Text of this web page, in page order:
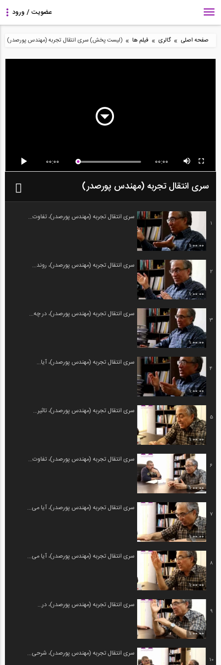
صفحه اصلی » گالری » فیلم ها » (لیست پخش) سری انتقال تجربه (مهندس پورصدر)
00:00 00:00
سری انتقال تجربه (مهندس پورصدر)
1
1:00:00
سری انتقال تجربه (مهندس پورصدر)، تفاوت...
2
1:00:00
سری انتقال تجربه (مهندس پورصدر)، روند...
3
1:00:00
سری انتقال تجربه (مهندس پورصدر)، در چه...
4
1:00:00
سری انتقال تجربه (مهندس پورصدر)، آیا...
5
1:00:00
سری انتقال تجربه (مهندس پورصدر)، تاثیر...
6
1:00:00
سری انتقال تجربه (مهندس پورصدر)، تفاوت...
7
1:00:00
سری انتقال تجربه (مهندس پورصدر)، آیا می...
8
1:00:00
سری انتقال تجربه (مهندس پورصدر)، آیا می...
9
1:00:00
سری انتقال تجربه (مهندس پورصدر)، در...
10
سری انتقال تجربه (مهندس پورصدر)، شرحی...